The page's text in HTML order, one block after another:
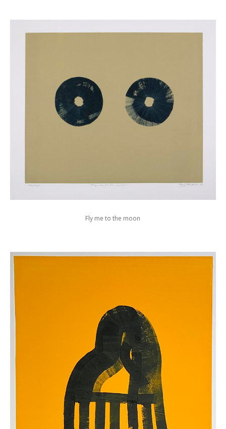
Fly me to the moon